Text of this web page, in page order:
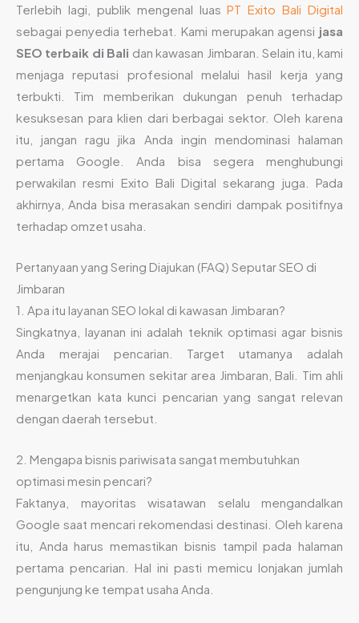
Terlebih lagi, publik mengenal luasPT Exito Bali Digital
sebagai penyedia terhebat. Kami merupakan agensi jasa
SEO terbaik di Bali dan kawasan Jimbaran. Selain itu, kami
menjaga reputasi profesional melalui hasil kerja yang
terbukti. Tim memberikan dukungan penuh terhadap
kesuksesan para klien dari berbagai sektor. Oleh karena
itu, jangan ragu jika Anda ingin mendominasi halaman
pertama Google. Anda bisa segera menghubungi
perwakilan resmi Exito Bali Digital sekarang juga. Pada
akhirnya, Anda bisa merasakan sendiri dampak positifnya
terhadap omzet usaha.
Pertanyaan yang Sering Diajukan (FAQ) Seputar SEO di
Jimbaran
1. Apa itu layanan SEO lokal di kawasan Jimbaran?
Singkatnya, layanan ini adalah teknik optimasi agar bisnis
Anda merajai pencarian. Target utamanya adalah
menjangkau konsumen sekitar area Jimbaran, Bali. Tim ahli
menargetkan kata kunci pencarian yang sangat relevan
dengan daerah tersebut.
2. Mengapa bisnis pariwisata sangat membutuhkan
optimasi mesin pencari?
Faktanya, mayoritas wisatawan selalu mengandalkan
Google saat mencari rekomendasi destinasi. Oleh karena
itu, Anda harus memastikan bisnis tampil pada halaman
pertama pencarian. Hal ini pasti memicu lonjakan jumlah
pengunjung ke tempat usaha Anda.